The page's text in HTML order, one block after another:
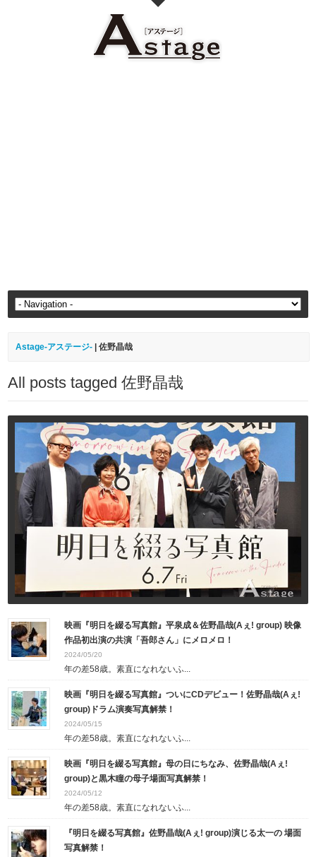
Astage-アステージ- |佐野晶哉
All posts tagged 佐野晶哉
映画『明日を綴る写真館』平泉成＆佐野晶哉(Aぇ! group) 映像
作品初出演の共演「吾郎さん」にメロメロ！
2024/05/20
年の差58歳。素直になれないふ...
映画『明日を綴る写真館』ついにCDデビュー！佐野晶哉(Aぇ!
group)ドラム演奏写真解禁！
2024/05/15
年の差58歳。素直になれないふ...
映画『明日を綴る写真館』母の日にちなみ、佐野晶哉(Aぇ!
group)と黒木瞳の母子場面写真解禁！
2024/05/12
年の差58歳。素直になれないふ...
『明日を綴る写真館』佐野晶哉(Aぇ! group)演じる太一の 場面
写真解禁！